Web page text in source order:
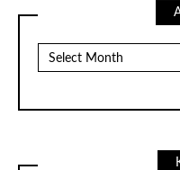
Archiwum